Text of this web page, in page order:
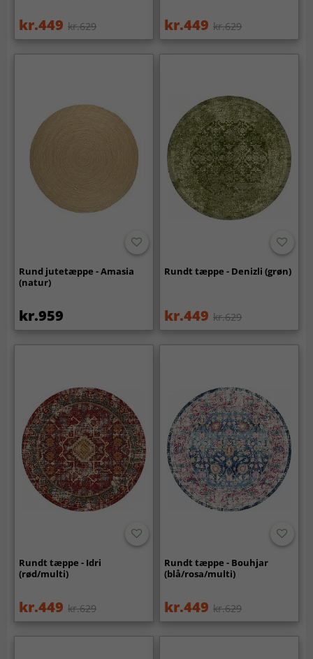
kr.449 kr.629 kr.449 kr.629
Rund jutetæppe - Amasia
(natur)
kr.959
Rundt tæppe - Denizli (grøn)
kr.449 kr.629
Rundt tæppe - Idri
(rød/multi)
kr.449 kr.629
Rundt tæppe - Bouhjar
(blå/rosa/multi)
kr.449 kr.629